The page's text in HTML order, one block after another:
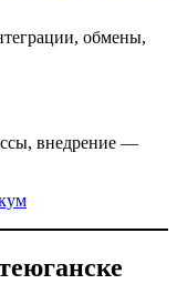
обмены,
внедрение —